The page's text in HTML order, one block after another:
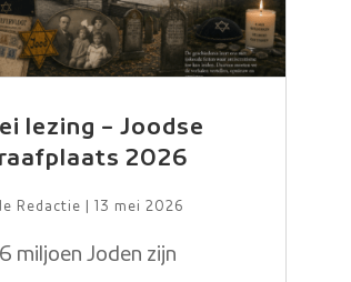
lezing – Joodse
2026
Redactie 13 mei 2026
6 miljoen Joden zijn